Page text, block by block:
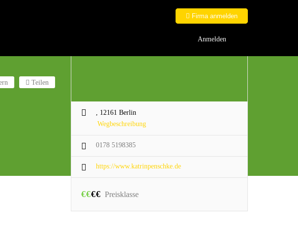
Firma anmelden
Anmelden
Teilen
, 12161 Berlin
Wegbeschreibung
0178 5198385
https://www.katrinpenschke.de
€€€€ Preisklasse